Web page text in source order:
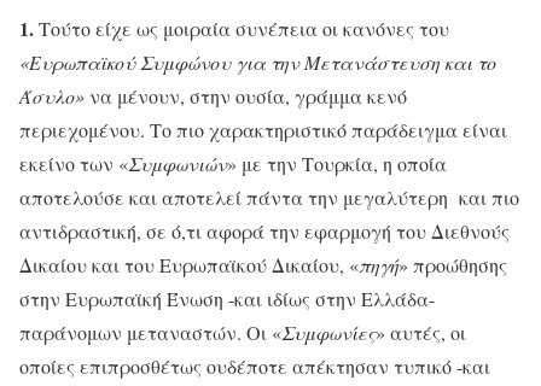
1.Τούτο είχε ως μοιραία συνέπεια οι κανόνες του
«Ευρωπαϊκού Συμφώνου για την Μετανάστευση και το
Άσυλο»να μένουν, στην ουσία, γράμμα κενό
περιεχομένου. Το πιο χαρακτηριστικό παράδειγμα είναι
εκείνο των «Συμφωνιών» με την Τουρκία, η οποία
αποτελούσε και αποτελεί πάντα την μεγαλύτερη και πιο
αντιδραστική, σε ό,τι αφορά την εφαρμογή του Διεθνούς
Δικαίου και του Ευρωπαϊκού Δικαίου, «πηγή» προώθησης
στην Ευρωπαϊκή Ένωση -και ιδίως στην Ελλάδα-
παράνομων μεταναστών. Οι «Συμφωνίες» αυτές, οι
οποίες επιπροσθέτως ουδέποτε απέκτησαν τυπικό -και